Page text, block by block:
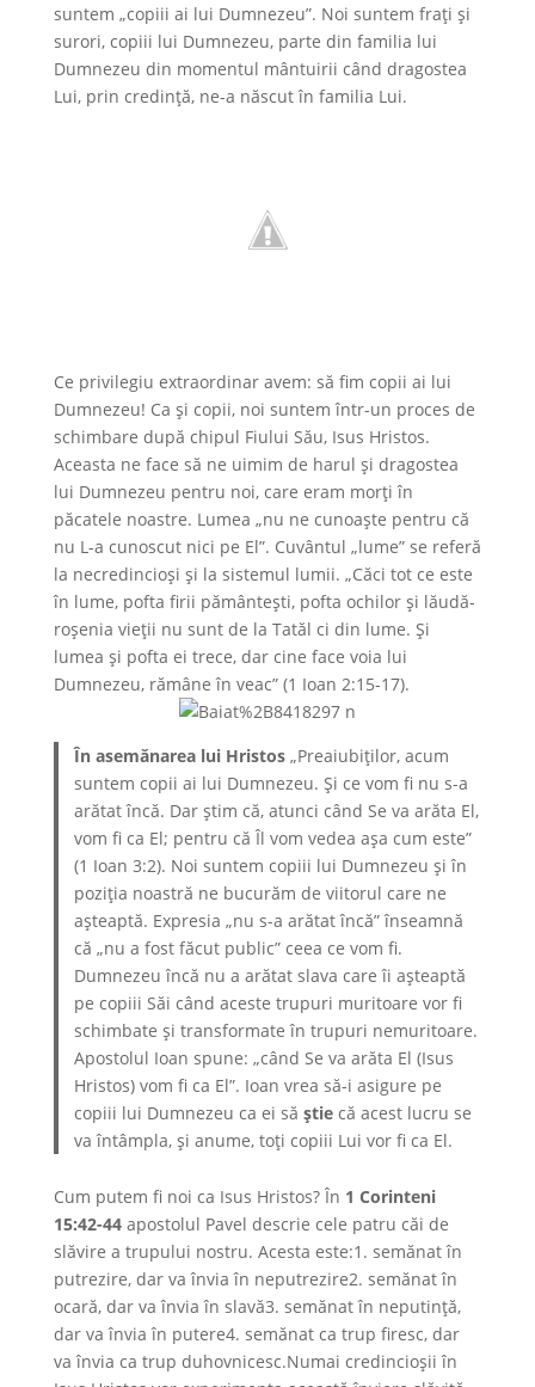
suntem „copiii ai lui Dumnezeu”. Noi suntem frați și
surori, copiii lui Dumnezeu, parte din familia lui
Dumnezeu din momentul mântuirii când dragostea
Lui, prin credință, ne-a născut în familia Lui.
Ce privilegiu extraordinar avem: să fim copii ai lui
Dumnezeu! Ca și copii, noi suntem într-un proces de
schimbare după chipul Fiului Său, Isus Hristos.
Aceasta ne face să ne uimim de harul și dragostea
lui Dum­ne­zeu pentru noi, care eram morți în
păcatele noastre. Lumea „nu ne cunoaște pentru că
nu L-a cunoscut nici pe El”. Cuvântul „lume” se referă
la ne­­credincioși și la sistemul lumii. „Căci tot ce este
în lume, pofta firii pământești, pofta ochilor și lăudă­­
roșenia vieții nu sunt de la Tatăl ci din lume. Și
lumea și pofta ei trece, dar cine face voia lui
Dumnezeu, rămâne în veac” (1 Ioan 2:15-17).
În asemănarea lui Hristos„Preaiubiţilor, acum
suntem copii ai lui Dumne­zeu. Şi ce vom fi nu s-a
arătat încă. Dar ştim că, atunci când Se va arăta El,
vom fi ca El; pentru că Îl vom vedea aşa cum este”
(1 Ioan 3:2). Noi suntem copiii lui Dumnezeu și în
poziția noastră ne bucurăm de viitorul care ne
așteaptă. Expresia „nu s-a arătat încă” înseamnă
că „nu a fost făcut public” ceea ce vom fi.
Dumnezeu încă nu a arătat slava care îi așteaptă
pe copiii Săi când aceste trupuri muritoare vor fi
schimbate și transformate în trupuri nemuritoare.
Apostolul Ioan spune: „când Se va arăta El (Isus
Hristos) vom fi ca El”. Ioan vrea să-i asigure pe
copiii lui Dumnezeu ca ei săștie că acest lucru se
va întâmpla, și anume, toți copiii Lui vor fi ca El.
Cum putem fi noi ca Isus Hristos? În 1 Corinteni
15:42-44apostolul Pavel descrie cele patru căi de
slăvire a trupului nostru. Acesta este:1. semănat în
putrezire, dar va învia în neputrezire2. semănat în
ocară, dar va învia în slavă3. semănat în neputință,
dar va învia în putere4. semănat ca trup firesc, dar
va învia ca trup duhovnicesc.Numai credincioșii în